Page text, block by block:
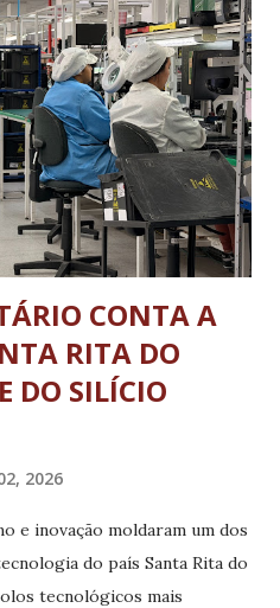
com a receita “Tabule
Maria Auxiliadora
na premiação a
da Alimentação Escolar,
do EMEI Raios de Sol,
da conquista gastronômica,
na Jornada de Educação
CONTA A
RITA DO
DO SILÍCIO
2026
e inovação moldaram um dos
do país Santa Rita do
tecnológicos mais